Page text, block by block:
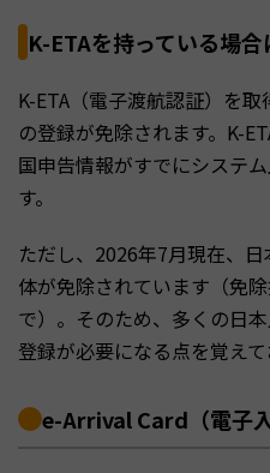
K-ETAを持っている場
K-ETA（電子渡航認証）を
の登録が免除されます。K-
国申告情報がすでにシステ
す。
ただし、2026年7月現在、
体が免除されています（免
で）。そのため、多くの日
登録が必要になる点を覚えて
e-Arrival Card（電子